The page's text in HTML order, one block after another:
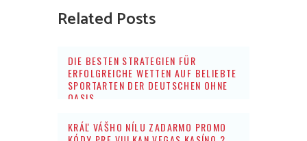
Related Posts
DIE BESTEN STRATEGIEN FÜR
ERFOLGREICHE WETTEN AUF BELIEBTE
SPORTARTEN DER DEUTSCHEN OHNE
OASIS
KRÁĽ VÁŠHO NÍLU ZADARMO PROMO